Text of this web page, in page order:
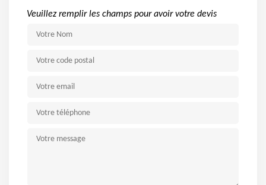
Veuillez remplir les champs pour avoir votre devis